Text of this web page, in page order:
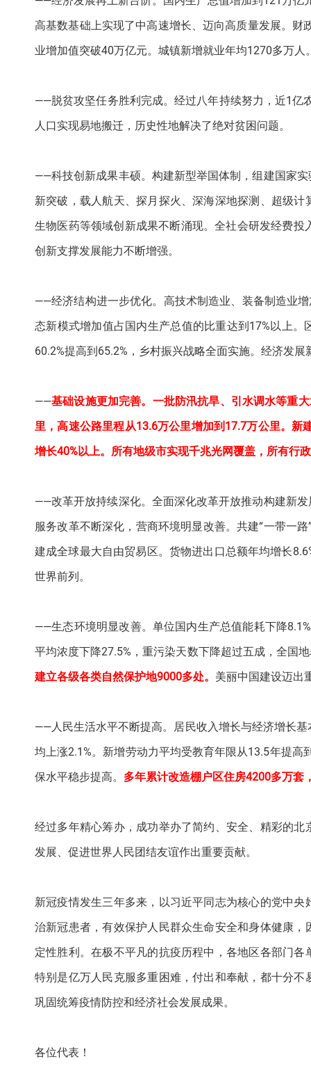
高基数基础上实现了中高速增长、迈向高质量发展。
业增加值突破40万亿元。城镇新增就业年均1270多万
——脱贫攻坚任务胜利完成。经过八年持续努力，近1亿
人口实现易地搬迁，历史性地解决了绝对贫困问题。
——科技创新成果丰硕。构建新型举国体制，组建国家
新突破，载人航天、探月探火、深海深地探测、超级
生物医药等领域创新成果不断涌现。全社会研发经费投
创新支撑发展能力不断增强。
——经济结构进一步优化。高技术制造业、装备制造业
态新模式增加值占国内生产总值的比重达到17%以上
60.2%提高到65.2%，乡村振兴战略全面实施。经济发展
——基础设施更加完善。一批防汛抗旱、引水调水等重
里，高速公路里程从13.6万公里增加到17.7万公里。
增长40%以上。所有地级市实现千兆光网覆盖，所有行
——改革开放持续深化。全面深化改革开放推动构建新
服务改革不断深化，营商环境明显改善。共建“一带一
建成全球最大自由贸易区。货物进出口总额年均增长
世界前列。
——生态环境明显改善。单位国内生产总值能耗下降
平均浓度下降27.5%，重污染天数下降超过五成，全国
建立各级各类自然保护地9000多处。 美丽中国建设迈出
——人民生活水平不断提高。居民收入增长与经济增长
均上涨2.1%。新增劳动力平均受教育年限从13.5年提
保水平稳步提高。 多年累计改造棚户区住房4200多万套
经过多年精心筹办，成功举办了简约、安全、精彩的
发展、促进世界人民团结友谊作出重要贡献。
新冠疫情发生三年多来，以习近平同志为核心的党中
治新冠患者，有效保护人民群众生命安全和身体健康
定性胜利。在极不平凡的抗疫历程中，各地区各部门
特别是亿万人民克服多重困难，付出和奉献，都十分
巩固统筹疫情防控和经济社会发展成果。
各位代表！